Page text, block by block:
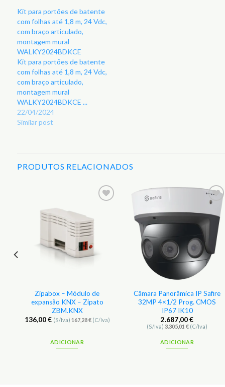
Kit para portões de batente
com folhas até 1,8 m, 24 Vdc,
com braço articulado,
montagem mural
WALKY2024BDKCE
Kit para portões de batente
com folhas até 1,8 m, 24 Vdc,
com braço articulado,
montagem mural
WALKY2024BDKCE ...
22/04/2024
Similar post
PRODUTOS RELACIONADOS
Favoritos
Zipabox – Módulo de
expansão KNX – Zipato
ZBM.KNX
136,00€ (S/Iva) 167,28€(C/Iva)
ADICIONAR
Adicionar
aos
Favoritos
Câmara Panorâmica IP Safire
32MP 4×1/2 Prog. CMOS
IP67 IK10
2.687,00€
(S/Iva) 3.305,01 € (C/Iva)
ADICIONAR